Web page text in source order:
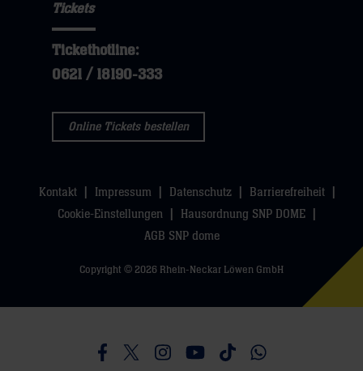
Tickets
Tickethotline:
0621 / 18190-333
Online Tickets bestellen
Kontakt Impressum Datenschutz
Barrierefreiheit
Cookie-Einstellungen
Hausordnung SNP DOME
AGB SNP dome
Copyright © 2026 Rhein-Neckar Löwen GmbH
Besucht uns auf Facebook
Besucht uns auf Twitter
Besucht uns auf Instagram
Besucht uns auf Youtube
Besucht uns auf
Besucht uns auf